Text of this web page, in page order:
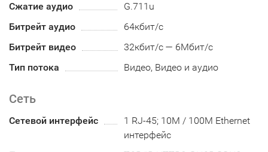
Сжатие аудио
G.711u
Битрейт аудио
64кбит/с
Битрейт видео
32кбит/с — 6Мбит/с
Тип потока
Видео, Видео и аудио
Сеть
Сетевой интерфейс
1 RJ-45; 10M / 100M Ethernet
интерфейс